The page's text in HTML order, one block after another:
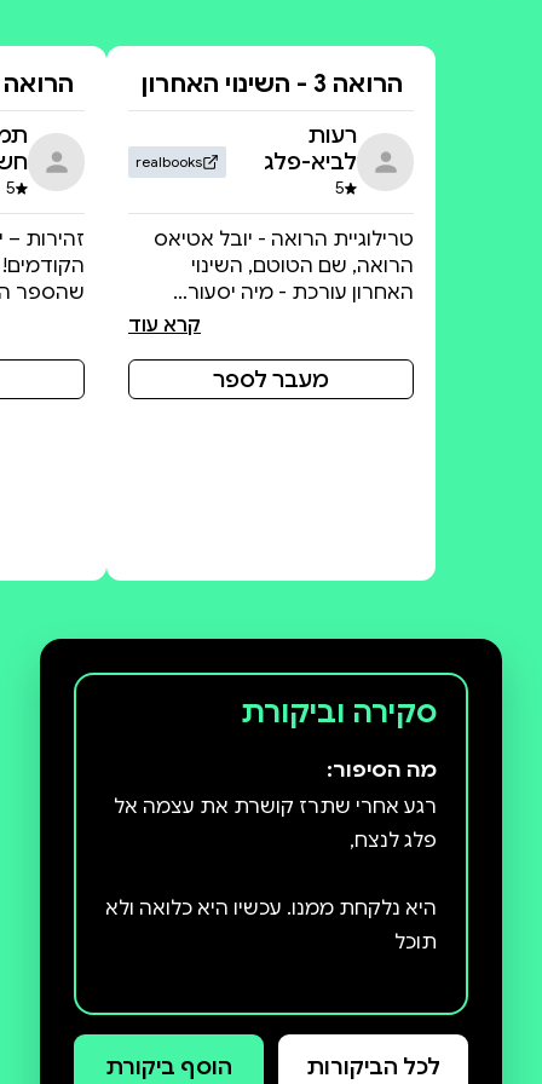
הרואה 3 - השינוי האחרון
רעות
לביא-פלג
5
realbooks
טרילוגיית הרואה - יובל אטיאס
הרואה, שם הטוטם, השינוי
האחרון עורכת - מיה יסעור…
קרא עוד
מעבר לספר
הרואה 3 - השינוי
5
זהירות –
שהספר
סקירה וביקורת
מה הסיפור:
רגע אחרי שתרז קושרת את עצמה אל
היא נלקחת ממנו. עכשיו היא כלואה ולא
להשתחרר, אלא אם תהפוך למישהי
לכל הביקורות הוסף ביקורת